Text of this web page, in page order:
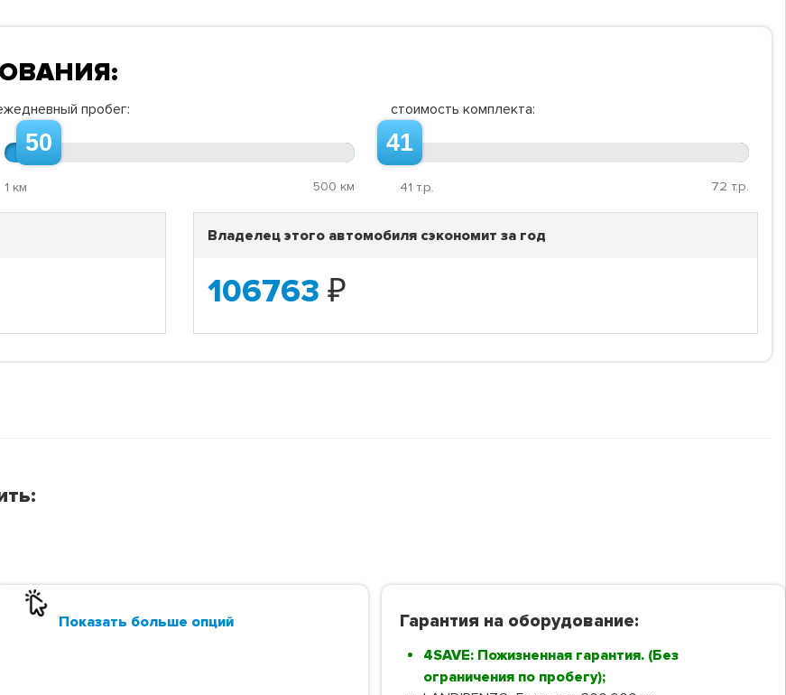
пробег:
50
1 км 500 км
стоимость комплекта:
41
41 т.р. 72 т.р.
Владелец этого автомобиля сэкономит за год
106763 ₽
Показать больше опций Гарантия на оборудование:
4SAVE: Пожизненная гарантия. (Без
ограничения по пробегу);